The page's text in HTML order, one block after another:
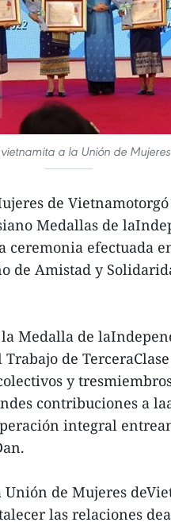
a la Unión de
de
Medallas de
ceremonia efectuada
de Amistad y
Medalla de
de
y
contribuciones a
integral
de Mujeres
las relaciones